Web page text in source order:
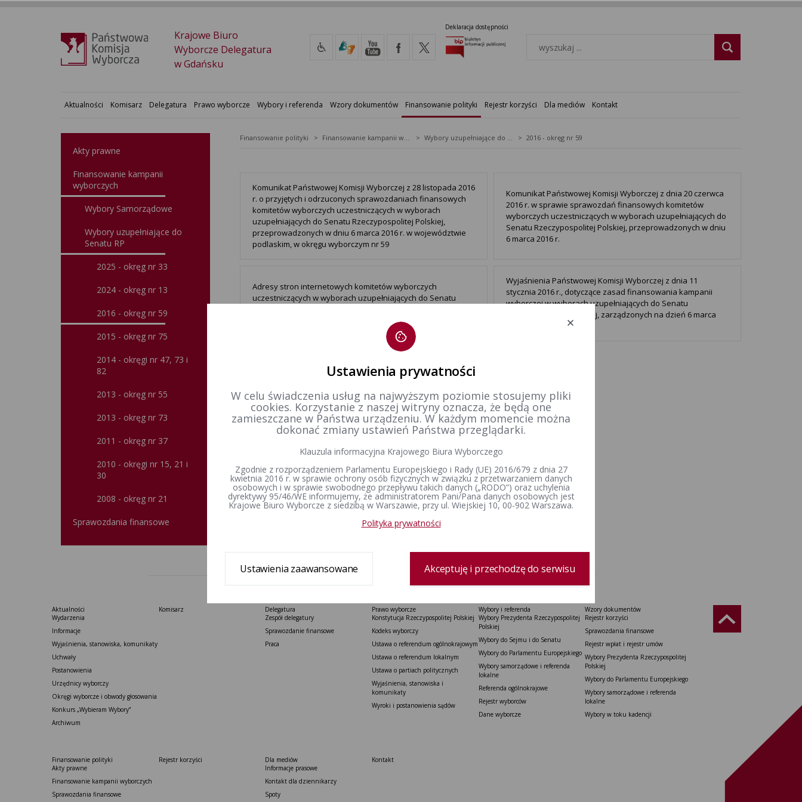
Krajowe Biuro
Wyborcze Delegatura
w Gdańsku
Deklaracja dostępności
Aktualności Komisarz Delegatura Prawo wyborcze Wybory i referenda Wzory dokumentów Finansowanie polityki Rejestr korzyści Dla mediów Kontakt
Akty prawne
Finansowanie kampanii
wyborczych
Wybory Samorządowe
Wybory uzupełniające do
Senatu RP
2025 - okręg nr 33
2024 - okręg nr 13
2016 - okręg nr 59
2015 - okręg nr 75
2014 - okręgi nr 47, 73 i
82
2013 - okręg nr 55
2013 - okręg nr 73
2011 - okręg nr 37
2010 - okręgi nr 15, 21 i
30
2008 - okręg nr 21
Sprawozdania finansowe
Finansowanie polityki Finansowanie kampanii wyborczych Wybory uzupełniające do Senatu RP 2016 - okręg nr 59
Komunikat Państwowej Komisji Wyborczej z 28 listopada 2016
r. o przyjętych i odrzuconych sprawozdaniach finansowych
komitetów wyborczych uczestniczących w wyborach
uzupełniających do Senatu Rzeczypospolitej Polskiej,
przeprowadzonych w dniu 6 marca 2016 r. w województwie
podlaskim, w okręgu wyborczym nr 59
Komunikat Państwowej Komisji Wyborczej z dnia 20 czerwca
2016 r. w sprawie sprawozdań finansowych komitetów
wyborczych uczestniczących w wyborach uzupełniających do
Senatu Rzeczypospolitej Polskiej, przeprowadzonych w dniu
6 marca 2016 r.
Adresy stron internetowych komitetów wyborczych
uczestniczących w wyborach uzupełniających do Senatu
Wyjaśnienia Państwowej Komisji Wyborczej z dnia 11
stycznia 2016 r., dotyczące zasad finansowania kampanii
wyborczej w wyborach uzupełniających do Senatu
Rzeczypospolitej Polskiej, zarządzonych na dzień 6 marca
Aktualności
Wydarzenia
Informacje
Wyjaśnienia, stanowiska, komunikaty
Uchwały
Postanowienia
Urzędnicy wyborczy
Okręgi wyborcze i obwody głosowania
Konkurs „Wybieram Wybory”
Archiwum
Komisarz
Delegatura
Zespół delegatury
Sprawozdanie finansowe
Praca
Prawo wyborcze
Konstytucja Rzeczypospolitej Polskiej​
Kodeks wyborczy
Ustawa o referendum ogólnokrajowym
Ustawa o referendum lokalnym
Ustawa o partiach politycznych
Wyjaśnienia, stanowiska i
komunikaty
Wyroki i postanowienia sądów
Wybory i referenda
Wybory Prezydenta Rzeczypospolitej
Polskiej
Wybory do Sejmu i do Senatu
Wybory do Parlamentu Europejskiego
Wybory samorządowe i referenda
lokalne
Referenda ogólnokrajowe
Rejestr wyborców
Dane wyborcze
Wzory dokumentów
Rejestr korzyści
Sprawozdania finansowe
Rejestr wpłat i rejestr umów
Wybory Prezydenta Rzeczypospolitej
Polskiej
Wybory do Parlamentu Europejskiego
Wybory samorządowe i referenda
lokalne
Wybory w toku kadencji
Finansowanie polityki
Akty prawne
Finansowanie kampanii wyborczych
Sprawozdania finansowe
Rejestr korzyści
Dla mediów
Informacje prasowe
Kontakt dla dziennikarzy
Spoty
Kontakt
Ustawienia prywatności
W celu świadczenia usług na najwyższym poziomie stosujemy pliki
cookies. Korzystanie z naszej witryny oznacza, że będą one
zamieszczane w Państwa urządzeniu. W każdym momencie można
dokonać zmiany ustawień Państwa przeglądarki.
Klauzula informacyjna Krajowego Biura Wyborczego
Zgodnie z rozporządzeniem Parlamentu Europejskiego i Rady (UE) 2016/679 z dnia 27
kwietnia 2016 r. w sprawie ochrony osób fizycznych w związku z przetwarzaniem danych
osobowych i w sprawie swobodnego przepływu takich danych („RODO”) oraz uchylenia
dyrektywy 95/46/WE informujemy, że administratorem Pani/Pana danych osobowych jest
Krajowe Biuro Wyborcze z siedzibą w Warszawie, przy ul. Wiejskiej 10, 00-902 Warszawa.
Polityka prywatności
Ustawienia zaawansowane Akceptuję i przechodzę do serwisu